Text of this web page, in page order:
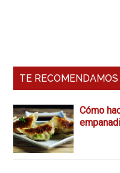
Primaria
TE RECOMENDAMOS
Cómo